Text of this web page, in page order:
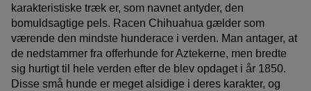
karakteristiske træk er, som navnet antyder, den
bomuldsagtige pels. Racen Chihuahua gælder som
værende den mindste hunderace i verden. Man antager, at
de nedstammer fra offerhunde for Aztekerne, men bredte
sig hurtigt til hele verden efter de blev opdaget i år 1850.
Disse små hunde er meget alsidige i deres karakter, og